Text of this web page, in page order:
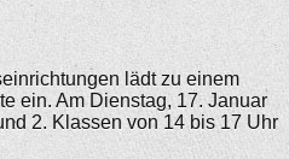
lädt zu einem
ein. Am Dienstag, 17. Januar
2. Klassen von 14 bis 17 Uhr